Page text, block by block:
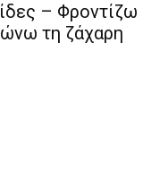
– Φροντίζω
τη ζάχαρη